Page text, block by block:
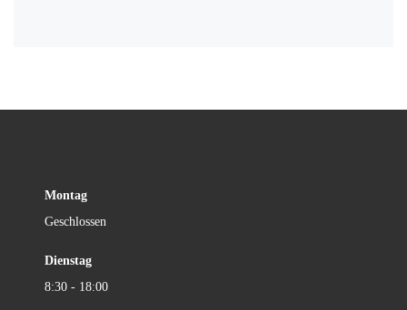
Montag
Geschlossen
Dienstag
8:30 - 18:00